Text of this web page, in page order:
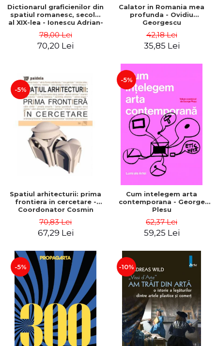
Dictionarul graficienilor din
spatiul romanesc, secolul
al XIX-lea - Ionescu Adrian-
78,00 Lei
70,20 Lei
Calator in Romania mea
profunda - Ovidiu
Georgescu
42,18 Lei
35,85 Lei
-5%
Spatiul arhitecturii: prima
frontiera in cercetare -
Coordonator Cosmin
70,83 Lei
67,29 Lei
-5%
Cum intelegem arta
contemporana - George
Plesu
62,37 Lei
59,25 Lei
-5% -10%